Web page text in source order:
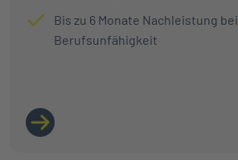
Bis zu 6 Monate Nachleistung bei
Berufsunfähigkeit
LINK ZU MEHR INFORMATIONEN